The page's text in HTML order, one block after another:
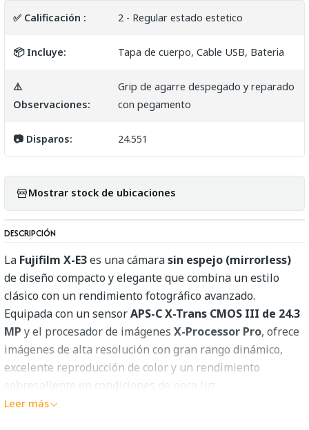
✅ Calificación : 2 - Regular estado estetico
📦 Incluye: Tapa de cuerpo, Cable USB, Bateria
⚠️
Observaciones:
Grip de agarre despegado y reparado
con pegamento
📷 Disparos: 24.551
Mostrar stock de ubicaciones
DESCRIPCIÓN
La Fujifilm X-E3es una cámarasin espejo (mirrorless)
de diseño compacto y elegante que combina un estilo
clásico con un rendimiento fotográfico avanzado.
Equipada con un sensorAPS-C X-Trans CMOS III de 24.3
MP y el procesador de imágenes X-Processor Pro, ofrece
imágenes de alta resolución con gran rango dinámico,
excelente reproducción de color y un rendimiento
sobresaliente en condiciones de poca luz.
Leer más